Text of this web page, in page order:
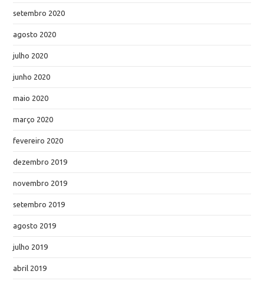
setembro 2020
agosto 2020
julho 2020
junho 2020
maio 2020
março 2020
fevereiro 2020
dezembro 2019
novembro 2019
setembro 2019
agosto 2019
julho 2019
abril 2019